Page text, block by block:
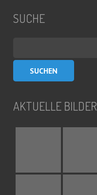
SUCHE
AKTUELLE BILDER